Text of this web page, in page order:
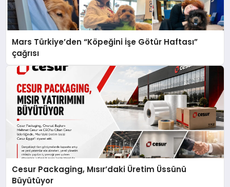
Mars Türkiye’den “Köpeğini İşe Götür Haftası”
çağrısı
Cesur Packaging, Mısır’daki Üretim Üssünü
Büyütüyor